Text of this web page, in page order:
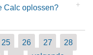
Calc oplossen?
25 26 27
28